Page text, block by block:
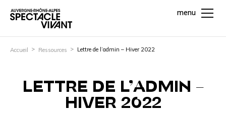
menu
Accueil Ressources Lettre de l’admin – Hiver 2022
LETTRE DE L’ADMIN –
HIVER 2022